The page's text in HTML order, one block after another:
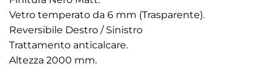
Vetro temperato da 6 mm (Trasparente).
Reversibile Destro / Sinistro
Trattamento anticalcare.
Altezza 2000 mm.